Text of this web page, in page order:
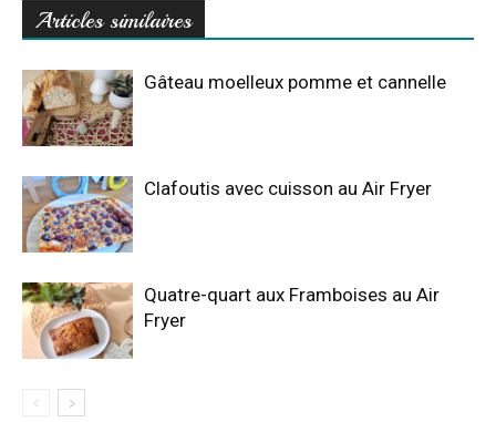
Articles similaires
Gâteau moelleux pomme et cannelle
Clafoutis avec cuisson au Air Fryer
Quatre-quart aux Framboises au Air
Fryer